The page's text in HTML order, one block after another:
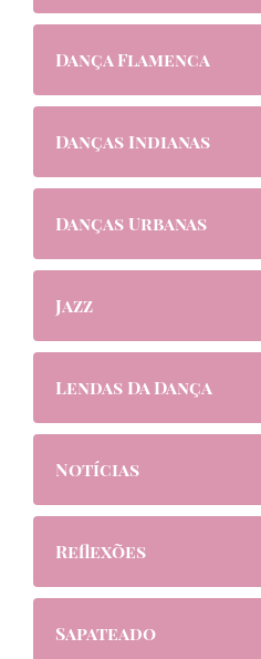
Dança Flamenca
Danças Indianas
Danças Urbanas
Jazz
Lendas Da Dança
Notícias
Reflexões
Sapateado